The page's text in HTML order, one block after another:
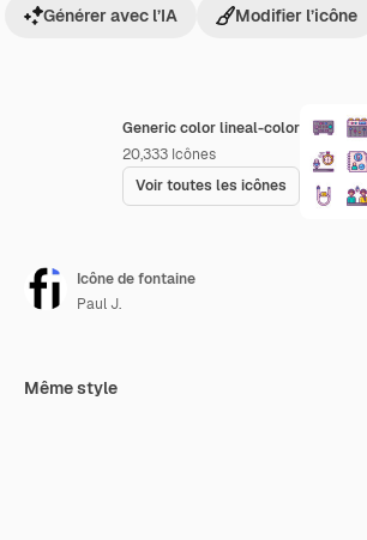
Generic color lineal-color
20,333 Icônes
Voir toutes les icônes
Générer avec l’IA Modifier l’icône
Icône de fontaine
Paul J.
Même style